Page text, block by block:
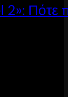
Πότε